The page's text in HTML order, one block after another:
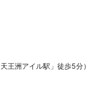
王洲アイル駅」徒歩5分）